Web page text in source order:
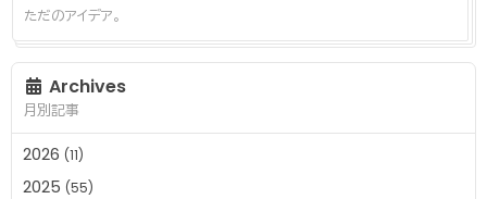
ただのアイデア。
Archives
月別記事
2026 (11)
2025 (55)